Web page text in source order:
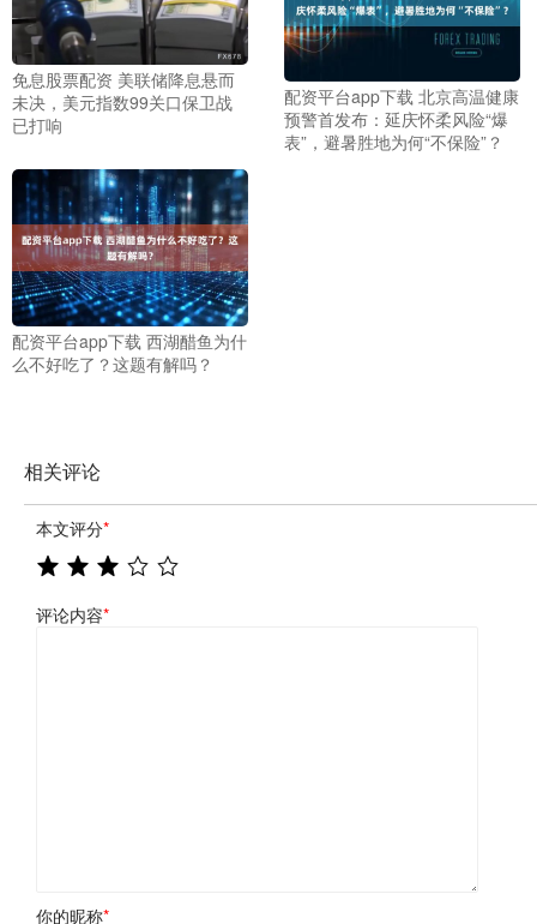
免息股票配资 美联储降息悬而
未决，美元指数99关口保卫战
已打响
配资平台app下载 北京高温健康
预警首发布：延庆怀柔风险“爆
表”，避暑胜地为何“不保险”？
配资平台app下载 西湖醋鱼为什
么不好吃了？这题有解吗？
相关评论
本文评分*
评论内容*
你的昵称*